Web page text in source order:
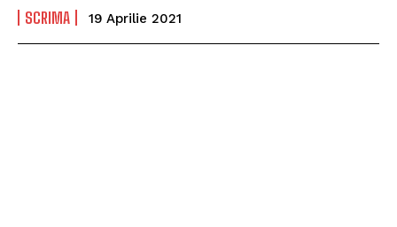
SCRIMA 19 Aprilie 2021